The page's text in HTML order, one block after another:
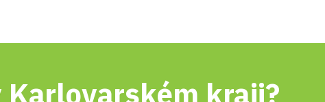
Karlovarském kraji?